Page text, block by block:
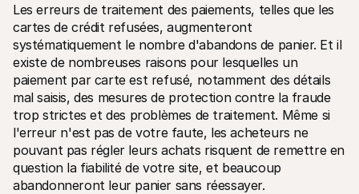
Les erreurs de traitement des paiements, telles que les
cartes de crédit refusées, augmenteront
systématiquement le nombre d'abandons de panier. Et il
existe de nombreuses raisons pour lesquelles un
paiement par carte est refusé, notamment des détails
mal saisis, des mesures de protection contre la fraude
trop strictes et des problèmes de traitement. Même si
l'erreur n'est pas de votre faute, les acheteurs ne
pouvant pas régler leurs achats risquent de remettre en
question la fiabilité de votre site, et beaucoup
abandonneront leur panier sans réessayer.